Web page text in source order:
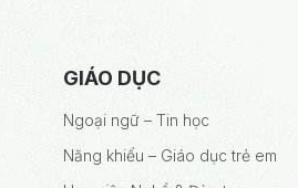
GIÁO DỤC
Ngoại ngữ – Tin học
Năng khiếu – Giáo dục trẻ em